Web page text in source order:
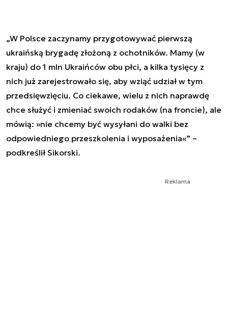
„W Polsce zaczynamy przygotowywać pierwszą
ukraińską brygadę złożoną z ochotników. Mamy (w
kraju) do 1 mln Ukraińców obu płci, a kilka tysięcy z
nich już zarejestrowało się, aby wziąć udział w tym
przedsięwzięciu. Co ciekawe, wielu z nich naprawdę
chce służyć i zmieniać swoich rodaków (na froncie), ale
mówią: »nie chcemy być wysyłani do walki bez
odpowiedniego przeszkolenia i wyposażenia«” –
podkreślił Sikorski.
Reklama